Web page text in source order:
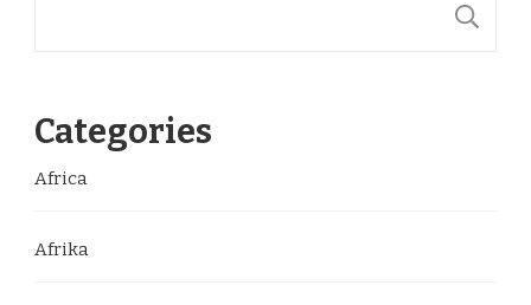
Categories
Africa
Afrika